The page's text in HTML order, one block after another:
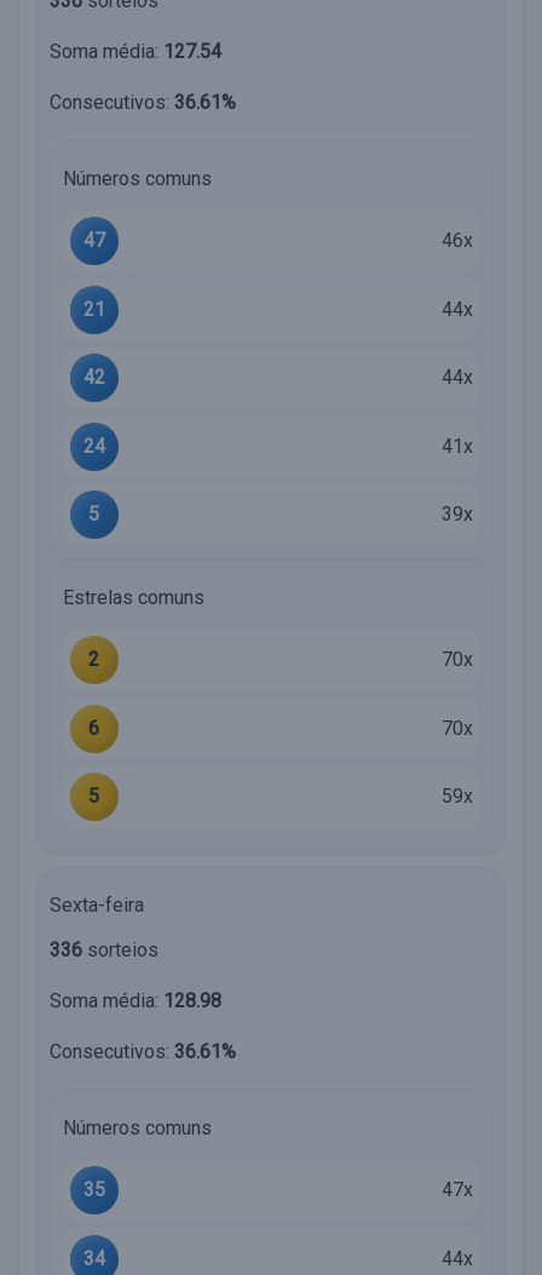
Soma média: 127.54
Consecutivos: 36.61%
Números comuns
47 46x
21 44x
42 44x
24 41x
5 39x
Estrelas comuns
2 70x
6 70x
5 59x
Sexta-feira
336 sorteios
Soma média: 128.98
Consecutivos: 36.61%
Números comuns
35 47x
34 44x